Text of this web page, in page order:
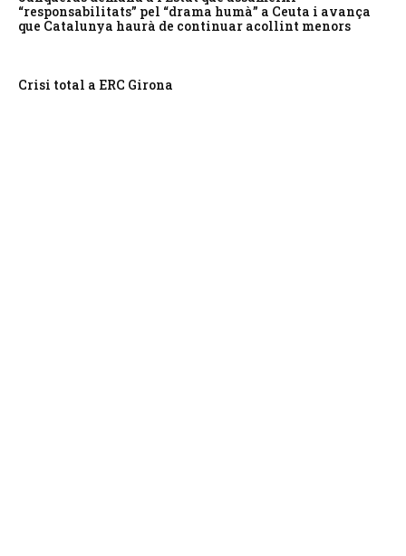
“responsabilitats” pel “drama humà” a Ceuta i avança
que Catalunya haurà de continuar acollint menors
Crisi total a ERC Girona